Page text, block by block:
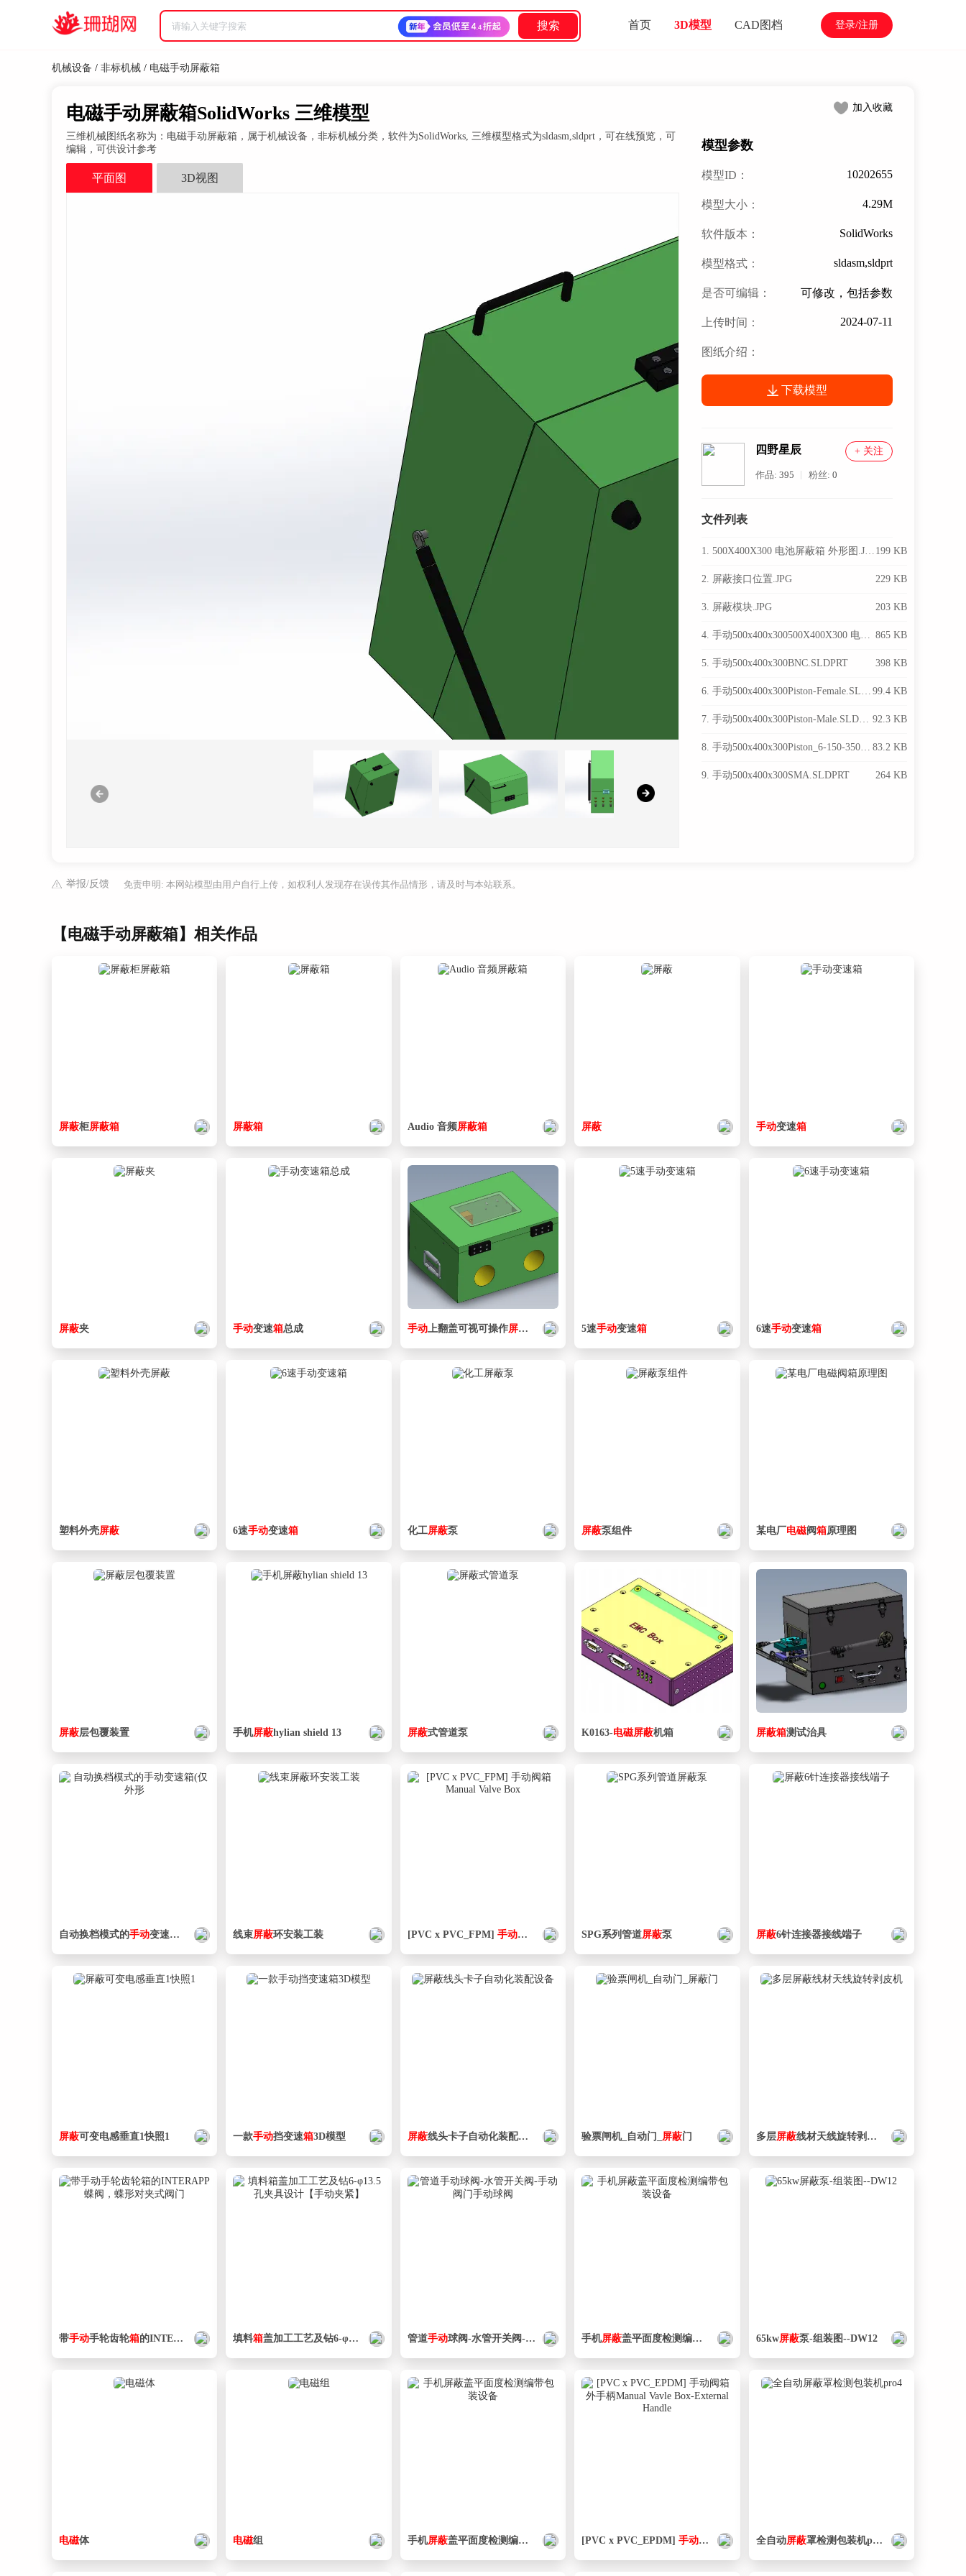
搜索 首页 3D模型 CAD图档 登录/注册
机械设备 / 非标机械 / 电磁手动屏蔽箱
电磁手动屏蔽箱SolidWorks 三维模型
三维机械图纸名称为：电磁手动屏蔽箱，属于机械设备，非标机械分类，软件为SolidWorks, 三维模型格式为sldasm,sldprt，可在线预览，可
编辑，可供设计参考
平面图 3D视图
加入收藏
模型参数
模型ID： 10202655
模型大小： 4.29M
软件版本： SolidWorks
模型格式： sldasm,sldprt
是否可编辑： 可修改，包括参数
上传时间： 2024-07-11
图纸介绍：
下载模型
四野星辰
作品:395 粉丝:0
+ 关注
文件列表
1. 500X400X300 电池屏蔽箱 外形图.JPG 199 KB
2. 屏蔽接口位置.JPG 229 KB
3. 屏蔽模块.JPG 203 KB
4. 手动500x400x300500X400X300 电池屏蔽箱.SLDASM 865 KB
5. 手动500x400x300BNC.SLDPRT 398 KB
6. 手动500x400x300Piston-Female.SLDPRT 99.4 KB
7. 手动500x400x300Piston-Male.SLDPRT 92.3 KB
8. 手动500x400x300Piston_6-150-350.SLDASM 83.2 KB
9. 手动500x400x300SMA.SLDPRT 264 KB
16. 手动500x400x300锁扣.SLDPRT
举报/反馈 免责申明: 本网站模型由用户自行上传，如权利人发现存在误传其作品情形，请及时与本站联系。
【电磁手动屏蔽箱】相关作品
屏蔽柜屏蔽箱 屏蔽箱 Audio 音频屏蔽箱 屏蔽 手动变速箱
屏蔽夹 手动变速箱总成 手动上翻盖可视可操作屏蔽 5速手动变速箱 6速手动变速箱
塑料外壳屏蔽 6速手动变速箱 化工屏蔽泵 屏蔽泵组件 某电厂电磁阀箱原理图
屏蔽层包覆装置 手机屏蔽hylian shield 13 屏蔽式管道泵 K0163-电磁屏蔽机箱 屏蔽箱测试治具
自动换档模式的手动变速箱 (仅外形 线束屏蔽环安装工装 [PVC x PVC_FPM] 手动阀 Manual Valve Box
SPG系列管道屏蔽泵 屏蔽6针连接器接线端子
屏蔽可变电感垂直1快照1 一款手动挡变速箱3D模型 屏蔽线头卡子自动化装配设备 验票闸机_自动门_ 屏蔽门 多层屏蔽线材天线旋转剥皮机
带手动手轮齿轮箱的INTERAPP蝶阀，蝶形对夹式阀门 填料箱盖加工工艺及钻6-φ13.5孔夹具设计【 手动夹紧】
管道手动球阀-水管开关阀-手动阀门 手动球阀
手机屏蔽盖平面度检测编带包装设备 65kw屏蔽泵-组装图--DW12
电磁体 电磁组 手机屏蔽盖平面度检测编带包装设备 [PVC x PVC_EPDM]手动阀 箱外手柄Manual Vavle Box-External Handle
全自动屏蔽罩检测包装机pro4